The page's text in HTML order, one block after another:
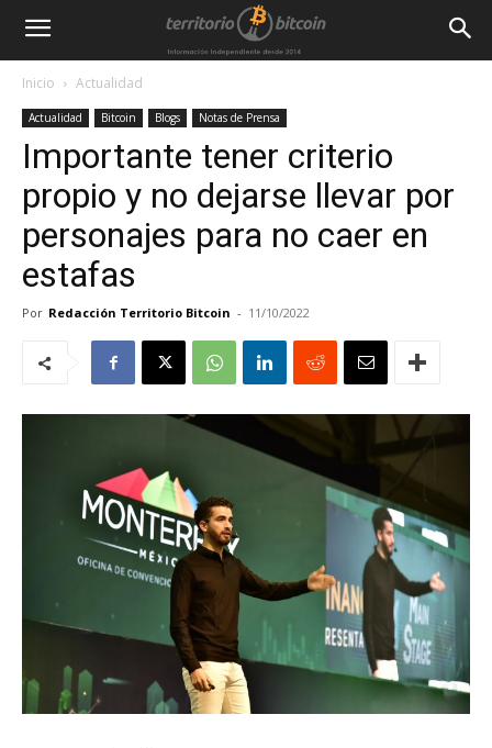
Inicio Actualidad
Actualidad Bitcoin Blogs Notas de Prensa
Importante tener criterio
propio y no dejarse llevar por
personajes para no caer en
estafas
Por Redacción Territorio Bitcoin - 11/10/2022